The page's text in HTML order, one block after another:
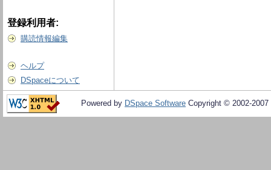
登録利用者:
購読情報編集
ヘルプ
DSpaceについて
Powered by DSpace Software Copyright © 2002-2007